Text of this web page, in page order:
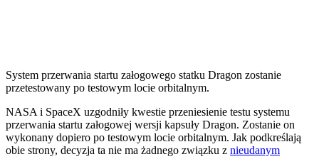
System przerwania startu załogowego statku Dragon zostanie
przetestowany po testowym locie orbitalnym.
NASA i SpaceX uzgodniły kwestie przeniesienie testu systemu
przerwania startu załogowej wersji kapsuły Dragon. Zostanie on
wykonany dopiero po testowym locie orbitalnym. Jak podkreślają
obie strony, decyzja ta nie ma żadnego związku z nieudanym